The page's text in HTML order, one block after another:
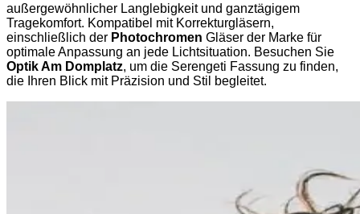
außergewöhnlicher Langlebigkeit und ganztägigem
Tragekomfort. Kompatibel mit Korrekturgläsern,
einschließlich der Photochromen Gläser der Marke für
optimale Anpassung an jede Lichtsituation. Besuchen Sie
Optik Am Domplatz, um die Serengeti Fassung zu finden,
die Ihren Blick mit Präzision und Stil begleitet.